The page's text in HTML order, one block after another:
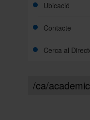
Ubicació
Contacte
Cerca al
/ca/